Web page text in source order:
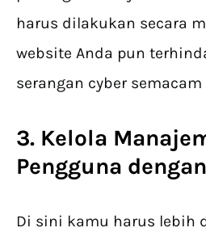
harus dilakukan secara
website Anda pun
serangan cyber
3. Kelola
Pengguna
Di sini kamu harus lebih